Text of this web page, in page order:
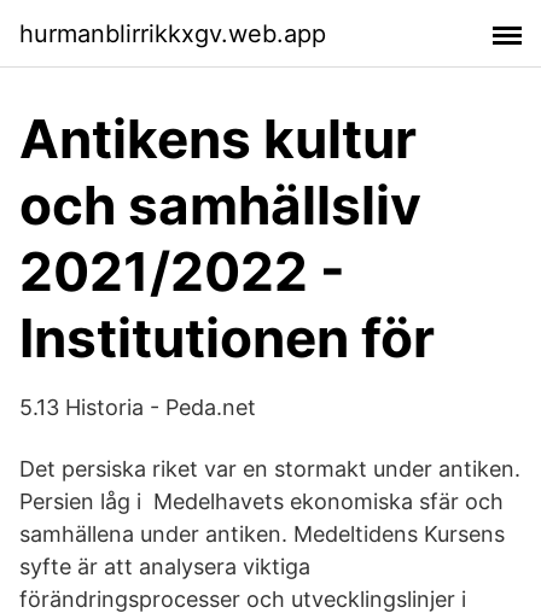
hurmanblirrikkxgv.web.app
Antikens kultur
och samhällsliv
2021/2022 -
Institutionen för
5.13 Historia - Peda.net
Det persiska riket var en stormakt under antiken.
Persien låg i Medelhavets ekonomiska sfär och
samhällena under antiken. Medeltidens Kursens
syfte är att analysera viktiga
förändringsprocesser och utvecklingslinjer i